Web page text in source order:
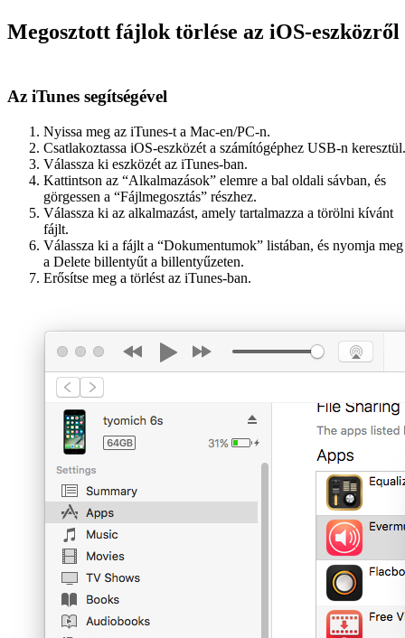
Megosztott fájlok törlése az iOS-eszközről
Az iTunes segítségével
Nyissa meg az iTunes-t a Mac-en/PC-n.
Csatlakoztassa iOS-eszközét a számítógéphez USB-n keresztül.
Válassza ki eszközét az iTunes-ban.
Kattintson az “Alkalmazások” elemre a bal oldali sávban, és
görgessen a “Fájlmegosztás” részhez.
Válassza ki az alkalmazást, amely tartalmazza a törölni kívánt
fájlt.
Válassza ki a fájlt a “Dokumentumok” listában, és nyomja meg
a Delete billentyűt a billentyűzeten.
Erősítse meg a törlést az iTunes-ban.